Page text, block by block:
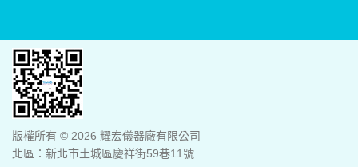
版權所有 © 2026 耀宏儀器廠有限公司
北區：新北市土城區慶祥街59巷11號